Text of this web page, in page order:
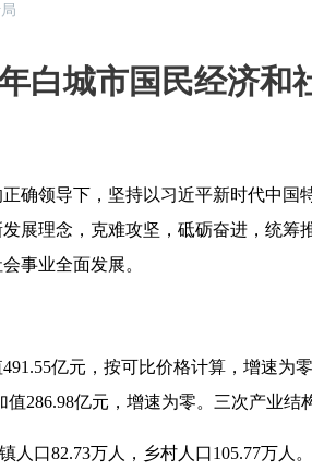
白城市国民经济和
确领导下，坚持以习近平新时代中国
展理念，克难攻坚，砥砺奋进，统
事业全面发展。
491.55亿元，按可比价格计算，增速为
值286.98亿元，增速为零。三次产业结
人口82.73万人，乡村人口105.77万人